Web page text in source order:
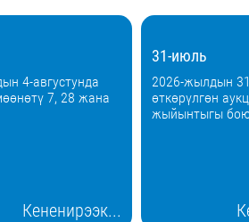
4-августунда
7, 28 жана
Кененирээк...
31-июль
2026-жылдын
өткөрүлгөн
жыйынтыгы